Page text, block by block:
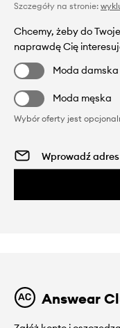
Szczegóły na stronie:
Chcemy, żeby do
naprawdę Cię
Moda damska
Moda męska
Wybór oferty jest
Answear